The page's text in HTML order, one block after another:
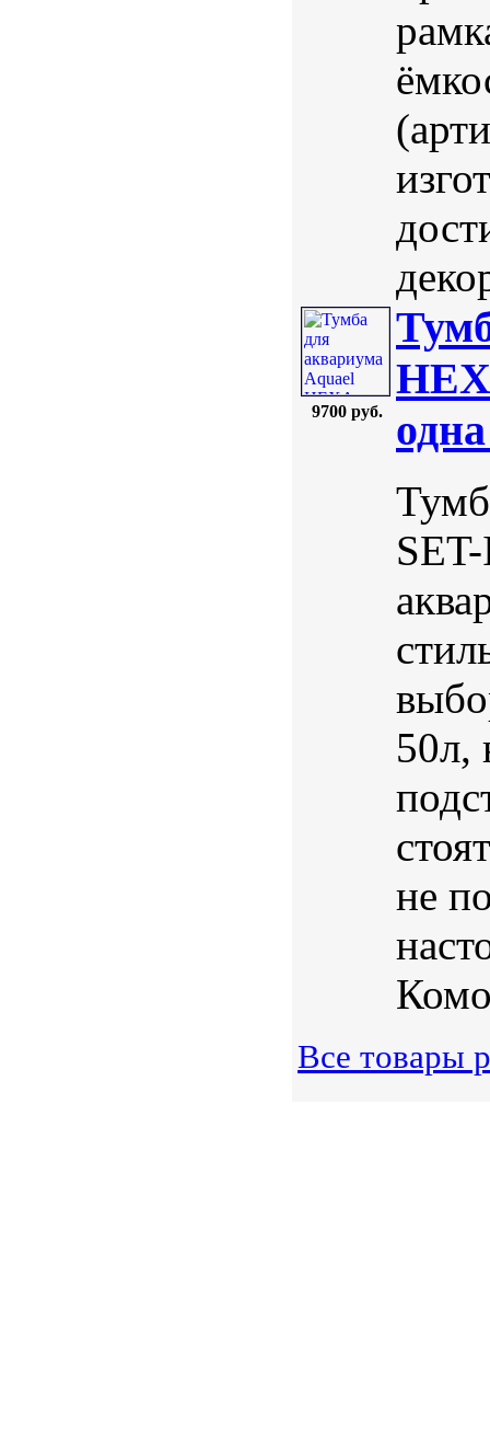
9700 руб.
50л,
не
Все товары